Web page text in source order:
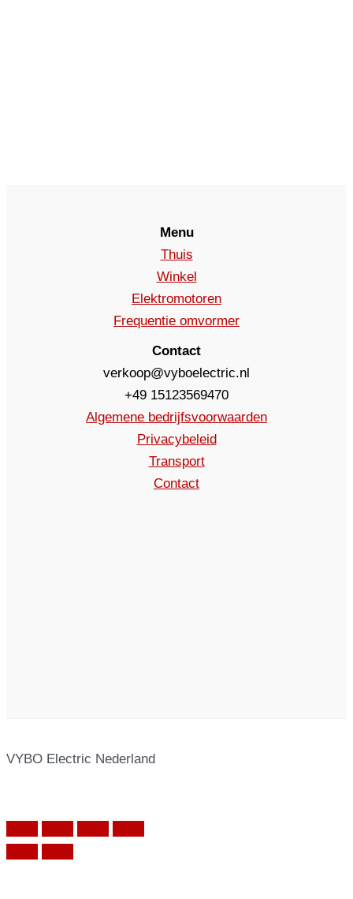
Menu
Thuis
Winkel
Elektromotoren
Frequentie omvormer
Contact
verkoop@vyboelectric.nl
+49 15123569470
Algemene bedrijfsvoorwaarden
Privacybeleid
Transport
Contact
VYBO Electric Nederland